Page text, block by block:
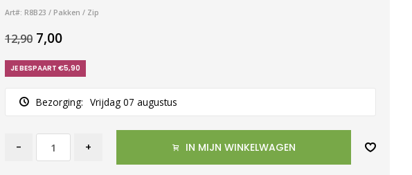
Art#: R8B23 / Pakken / Zip
12,90 7,00
JE BESPAART €5,90
Bezorging: Vrijdag 07 augustus
- + IN MIJN WINKELWAGEN